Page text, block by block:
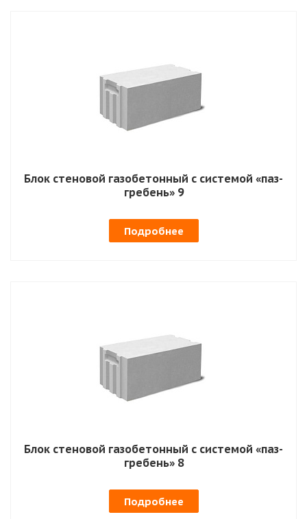
Блок стеновой газобетонный с системой «паз-
гребень» 9
Подробнее
Блок стеновой газобетонный с системой «паз-
гребень» 8
Подробнее